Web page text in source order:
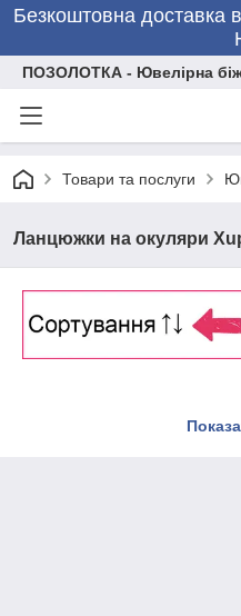
Безкоштовна доставка
ПОЗОЛОТКА - Ювелірна
Товари та послуги
Ланцюжки на окуляри